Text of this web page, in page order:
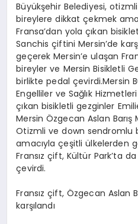
Büyükşehir Belediyesi,
bireylere dikkat çekmek
Fransa’dan yola çıkan
Sanchis çiftini Mersin’de
geçerek Mersin’e ulaşan
bireyler ve Mersin Bisikletli
birlikte pedal çevirdi.Mersin
Engelliler ve Sağlık
çıkan bisikletli gezginler
Mersin Özgecan Aslan Barış
Otizmli ve down sendromlu
amacıyla çeşitli ülkelerden
Fransız çift, Kültür Park’ta
çevirdi.
Fransız çift, Özgecan Aslan
karşılandı